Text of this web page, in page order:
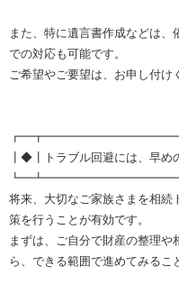
また、特に遺言書作成などは
での対応も可能です。
ご希望やご要望は、お申し付け
┃◆┃トラブル回避には、早め
将来、大切なご家族さまを相続
策を行うことが有効です。
まずは、ご自分で財産の整理
ら、できる範囲で進めてみるこ